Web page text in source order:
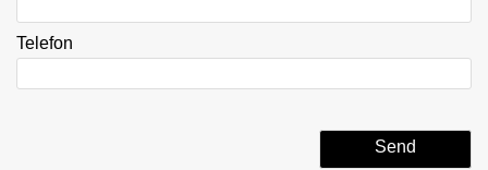
Telefon